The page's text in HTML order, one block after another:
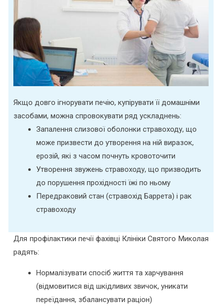
Якщо довго ігнорувати печію, купірувати її домашніми
засобами, можна спровокувати ряд ускладнень:
Запалення слизової оболонки стравоходу, що
може призвести до утворення на ній виразок,
ерозій, які з часом почнуть кровоточити
Утворення звужень стравоходу, що призводить
до порушення прохідності їжі по ньому
Передраковий стан (стравохід Баррета) і рак
стравоходу
Для профілактики печії фахівці Клініки Святого Миколая
радять:
Нормалізувати спосіб життя та харчування
(відмовитися від шкідливих звичок, уникати
переїдання, збалансувати раціон)